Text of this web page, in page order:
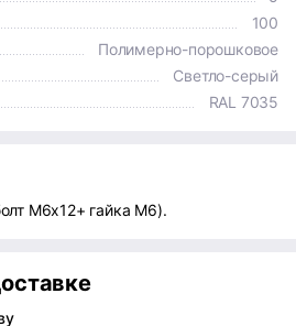
100
Полимерно-порошковое
Светло-серый
RAL 7035
М6х12+ гайка М6).